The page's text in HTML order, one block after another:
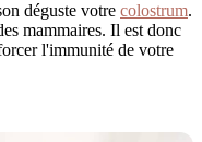
déguste votre colostrum.
mammaires. Il est donc
l'immunité de votre